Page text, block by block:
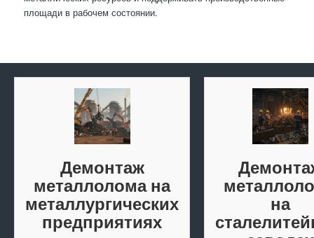
площади в рабочем состоянии.
Демонтаж
металлолома на
металлургических
предприятиях
на